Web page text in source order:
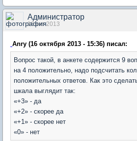
Администратор
16 окт 2013
Anry (16 октября 2013 - 15:36) писал:
Вопрос такой, в анкете содержится 9
на 4 положительно, надо подсчитать
положительных ответов. Как это
шкала выглядит так:
«+3» - да
«+2» - скорее да
«+1» - скорее нет
«0» - нет